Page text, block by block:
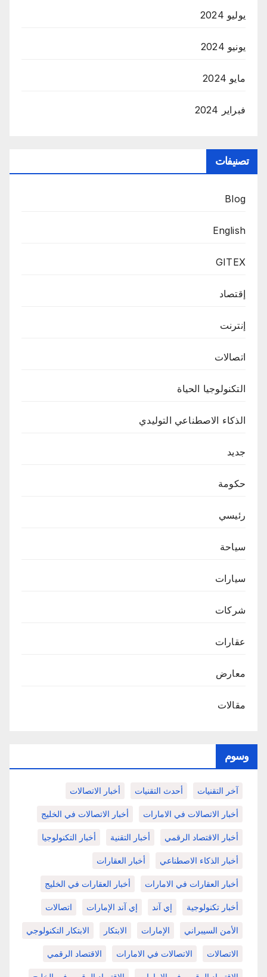
يوليو 2024
يونيو 2024
مايو 2024
فبراير 2024
تصنيفات
Blog
English
GITEX
إقتصاد
إنترنت
اتصالات
التكنولوجيا الحياة
الذكاء الاصطناعي التوليدي
جديد
حكومة
رئيسي
سياحة
سيارات
شركات
عقارات
معارض
مقالات
وسوم
آخر التقنيات أحدث التقنيات أخبار الاتصالات
أخبار الاتصالات في الامارات أخبار الاتصالات في الخليج
أخبار الاقتصاد الرقمي أخبار التقنية أخبار التكنولوجيا
أخبار الذكاء الاصطناعي أخبار العقارات
أخبار العقارات في الامارات أخبار العقارات في الخليج
أخبار تكنولوجية إي آند إي آند الإمارات اتصالات
الأمن السيبراني الإمارات الابتكار الابتكار التكنولوجي
الاتصالات الاتصالات في الامارات الاقتصاد الرقمي